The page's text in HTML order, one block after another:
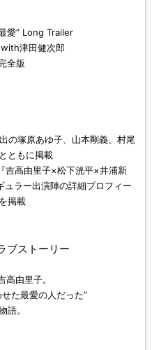
愛” Long Trailer
津田健次郎
全版
の塚原あゆ子、山本剛義、村尾
ともに掲載
吉高由里子×松下洸平×井浦新
ラー出演陣の詳細プロフィー
掲載
ブストーリー
由里子。
た最愛の人だった”
語。